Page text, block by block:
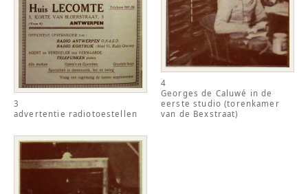
3
advertentie radiotoestellen
4
Georges de Caluwé in de
eerste studio (torenkamer
van de Bexstraat)